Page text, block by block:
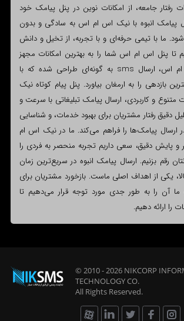
رفتار جامعه، از امکانات نوین در پنل پیامک خود
پیامک انبوه با نیک اس ام اس به سادگی و بدون
ما با تیمی حرفه‌ای و با تجربه، از تخیل و دانش
تا پنل اس ام اس شما را به بهترین امکانات مجهز
کنیم. در نیک اس ام اس، ارسال sms به گونه‌ای طراحی شده که با
بازدهی را به ارمغان بیاورد. پنل پیام کوتاه نیک
متنوع و کاربردی، ارسال پیامک تبلیغاتی با سرعت و
دقیق رفتار مشتریان برای بهبود خدمات، و شناسایی
پیامک‌ها را فراهم می‌کند. ما در نیک اس ام
و پایش دقیق، سعی داریم تجربه منحصر به فردی را
رقم بزنیم. ارسال پیامک انبوه در سریع‌ترین زمان
یکی از اهداف اصلی ماست. بازخورد مشتریان برای
آن را به طور جدی مورد توجه قرار می‌دهیم تا
را ارائه دهیم.
© 2010 - 2026 NIKCORP
TECHNOLOGYCO.
All Rights Reserved.